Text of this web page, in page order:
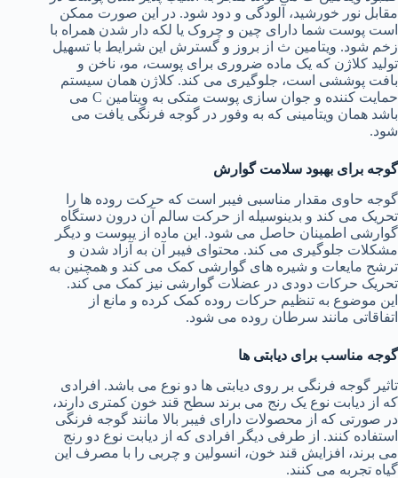
مقابل نور خورشید، آلودگی و دود شود. در این صورت ممکن
است پوست شما دارای چین و چروک یا لکه دار شدن همراه با
زخم شود. ویتامین ث از بروز و گسترش این شرایط با تسهیل
تولید کلاژن که یک ماده ضروری برای پوست، مو، ناخن و
بافت پوششی است، جلوگیری می کند. کلاژن همان سیستم
حمایت کننده و جوان سازی پوست متکی به ویتامین C می
باشد همان ویتامینی که به وفور در گوجه فرنگی یافت می
شود.
گوجه برای بهبود سلامت گوارش
گوجه حاوی مقدار مناسبی فیبر است که حرکت روده ها را
تحریک می کند و بدینوسیله از حرکت سالم آن درون دستگاه
گوارشی اطمینان حاصل می شود. این ماده از یبوست و دیگر
مشکلات جلوگیری می کند. محتوای فیبر آن به آزاد شدن و
ترشح مایعات و شیره های گوارشی کمک می کند و همچنین به
تحریک حرکات دودی در عضلات گوارشی نیز کمک می کند.
این موضوع به تنظیم حرکات روده کمک کرده و مانع از
اتفاقاتی مانند سرطان روده می شود.
گوجه مناسب برای دیابتی ها
تاثیر گوجه فرنگی بر روی دیابتی ها دو نوع می باشد. افرادی
که از دیابت نوع یک رنج می برند سطح قند خون کمتری دارند،
در صورتی که از محصولات دارای فیبر بالا مانند گوجه فرنگی
استفاده کنند. از طرفی دیگر افرادی که از دیابت نوع دو رنج
می برند، افزایش قند خون، انسولین و چربی را با مصرف این
گیاه تجربه می کنند.